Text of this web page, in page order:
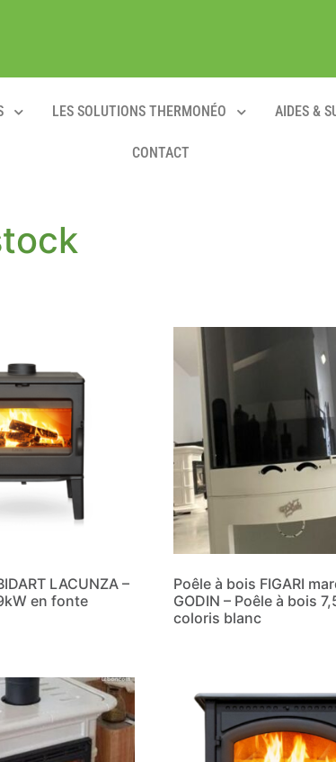
LES SOLUTIONS THERMONÉO AIDES &
CONTACT
LACUNZA –
en fonte
Poêle à bois FIGARI
GODIN – Poêle à bois
coloris blanc